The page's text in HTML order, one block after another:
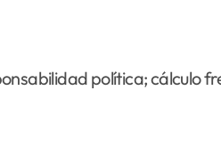
política; cálculo